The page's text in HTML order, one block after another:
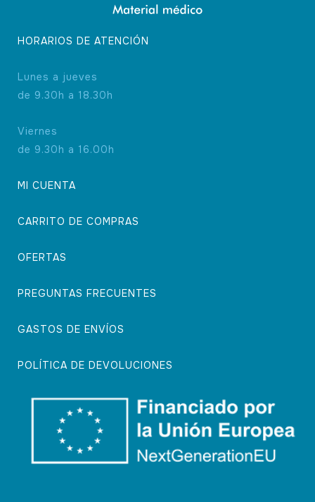
HORARIOS DE ATENCIÓN
Lunes a jueves
de 9.30h a 18.30h
Viernes
de 9.30h a 16.00h
MI CUENTA
CARRITO DE COMPRAS
OFERTAS
PREGUNTAS FRECUENTES
GASTOS DE ENVÍOS
POLÍTICA DE DEVOLUCIONES